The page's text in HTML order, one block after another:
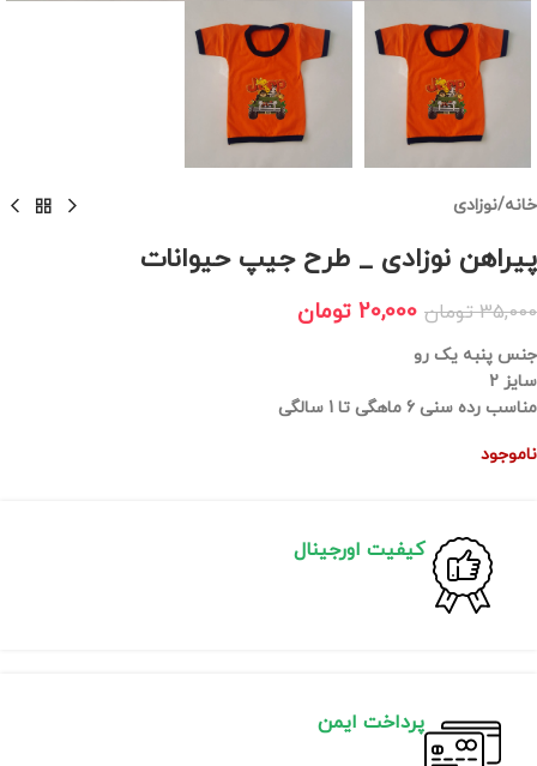
خانه/نوزادی
پیراهن نوزادی _ طرح جیپ حیوانات
35,000 تومان 20,000 تومان
جنس پنبه یک رو
سایز 2
مناسب رده سنی 6 ماهگی تا 1 سالگی
ناموجود
کیفیت اورجینال
پرداخت ایمن